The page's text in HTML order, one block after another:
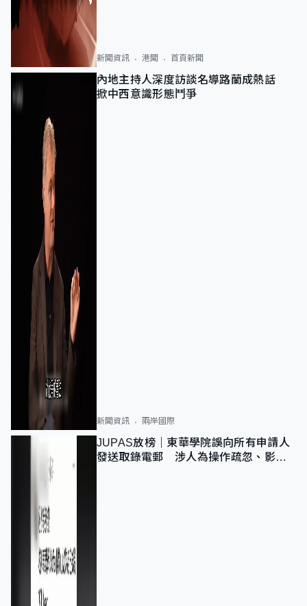
新聞資訊 港聞 首頁新聞
內地主持人深度訪談名導路蘭成熱話
掀中西意識形態鬥爭
新聞資訊 兩岸國際
JUPAS放榜｜東華學院誤向所有申請人
發送取錄電郵 涉人為操作疏忽、影響